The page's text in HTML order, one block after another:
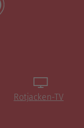
Rotjacken-TV